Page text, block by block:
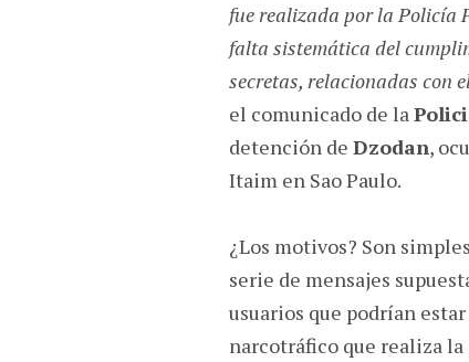
fue realizada por la Policía
falta sistemática del
secretas, relacionadas con
el comunicado de la
detención de Dzodan,
Itaim en Sao Paulo.
¿Los motivos? Son
serie de mensajes
usuarios que podrían
narcotráfico que realiza